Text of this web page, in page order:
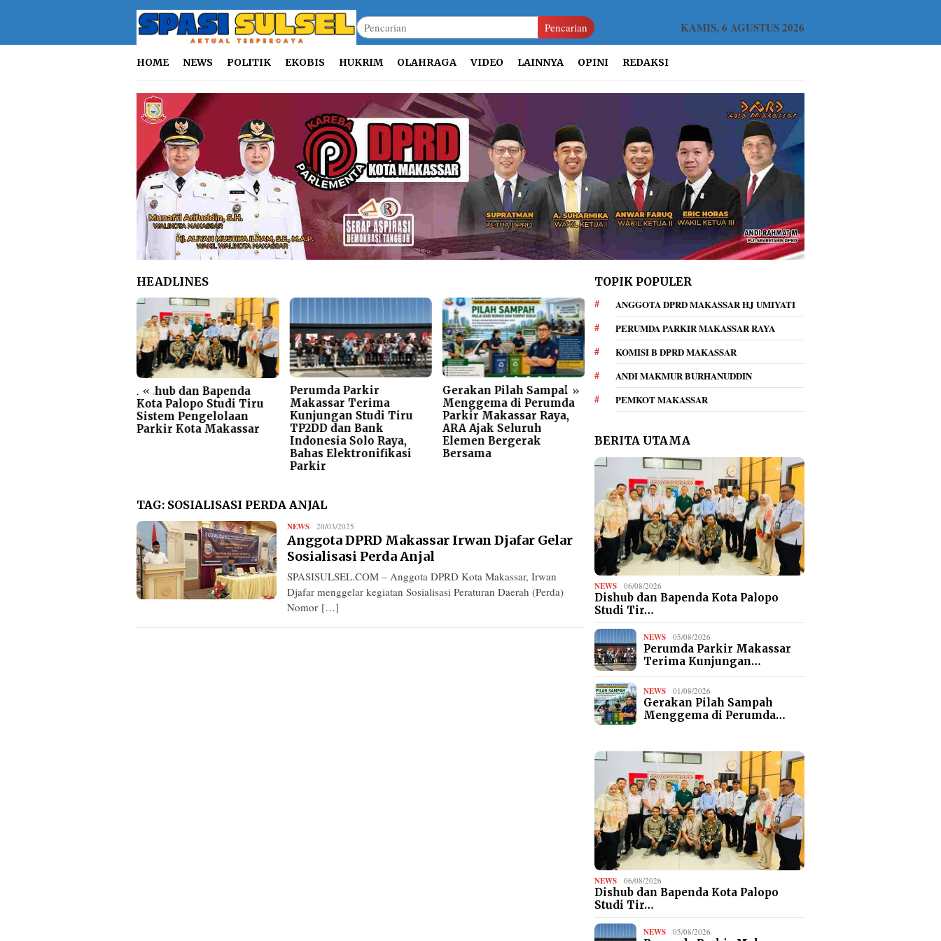
Pencarian KAMIS, 6 AGUSTUS 2026
HOME NEWS POLITIK EKOBIS HUKRIM OLAHRAGA VIDEO LAINNYA OPINI REDAKSI
HEADLINES
« »
Dishub dan Bapenda
Kota Palopo Studi Tiru
Sistem Pengelolaan
Parkir Kota Makassar
Perumda Parkir
Makassar Terima
Kunjungan Studi Tiru
TP2DD dan Bank
Indonesia Solo Raya,
Bahas Elektronifikasi
Parkir
Gerakan Pilah Sampah
Menggema di Perumda
Parkir Makassar Raya,
ARA Ajak Seluruh
Elemen Bergerak
Bersama
Tegas!! Dirum Perumda
Parkir Beri Teguran
Keras Jukir Viral di
Raker Komisi C DPRD
Dewan Ingatkan
TAG: SOSIALISASI PERDA ANJAL
NEWS Redaksi
20/03/2025
Anggota DPRD Makassar Irwan Djafar Gelar
Sosialisasi Perda Anjal
SPASISULSEL.COM – Anggota DPRD Kota Makassar, Irwan
Djafar menggelar kegiatan Sosialisasi Peraturan Daerah (Perda)
Nomor […]
TOPIK POPULER
ANGGOTA DPRD MAKASSAR HJ UMIYATI
PERUMDA PARKIR MAKASSAR RAYA
KOMISI B DPRD MAKASSAR
ANDI MAKMUR BURHANUDDIN
PEMKOT MAKASSAR
BERITA UTAMA
NEWS 06/08/2026
Dishub dan Bapenda Kota Palopo
Studi Tir…
NEWS 05/08/2026
Perumda Parkir Makassar
Terima Kunjungan…
NEWS 01/08/2026
Gerakan Pilah Sampah
Menggema di Perumda…
NEWS 06/08/2026
Dishub dan Bapenda Kota Palopo
Studi Tir…
NEWS 05/08/2026